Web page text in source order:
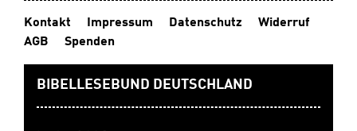
TageGeheftet, 14,8 x 21 cm, 34 SeitenDurchgehend 4-
farbig
Kontakt Impressum Datenschutz
Widerruf
AGB
Spenden
BIBELLESEBUND DEUTSCHLAND